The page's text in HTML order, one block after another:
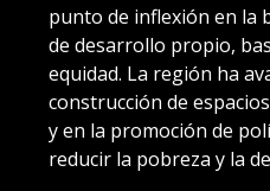
punto de inflexión en la
de desarrollo propio,
equidad. La región ha
construcción de
y en la promoción de
reducir la pobreza y la